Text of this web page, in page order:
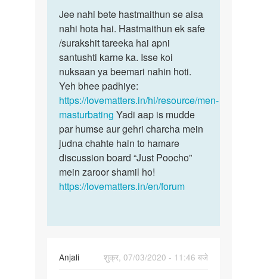
to
Mem
hastametm
krne
se
pimple…
by
Sawan
karma
Jee
nahi
bete
hastmaithun
se…
Jee nahi bete hastmaithun se aisa
nahi hota hai. Hastmaithun ek safe
/surakshit tareeka hai apni
santushti karne ka. Isse koi
nuksaan ya beemari nahin hoti.
Yeh bhee padhiye:
https://lovematters.in/hi/resource/men-
masturbating Yadi aap is mudde
par humse aur gehri charcha mein
judna chahte hain to hamare
discussion board “Just Poocho”
mein zaroor shamil ho!
https://lovematters.in/en/forum
Anjali
शुक्र, 07/03/2020 - 11:46 बजे